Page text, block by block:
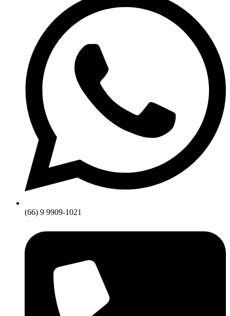
(66) 9 9909-1021